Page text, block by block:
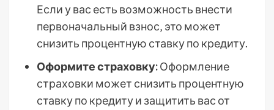
Если у вас есть возможность внести
первоначальный взнос‚ это может
снизить процентную ставку по кредиту.
Оформите страховку:Оформление
страховки может снизить процентную
ставку по кредиту и защитить вас от